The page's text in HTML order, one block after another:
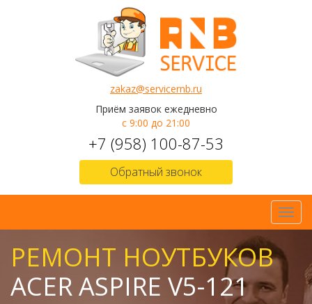
zakaz@servicernb.ru
Приём заявок ежедневно
с 9:00 до 21:00
+7 (958) 100-87-53
Обратный звонок
РЕМОНТ НОУТБУКОВ
ACER ASPIRE V5-121